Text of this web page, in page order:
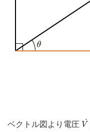
ベクトル図より電圧 ˙
V
V˙